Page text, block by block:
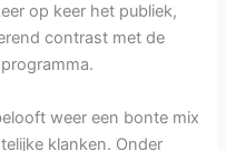
op keer het publiek,
contrast met de
weer een bonte mix
klanken. Onder